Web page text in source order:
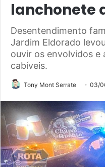
lanchonete
Desentendimento
Jardim Eldorado
ouvir os envolvidos e
cabíveis.
Tony Mont Serrate 03/